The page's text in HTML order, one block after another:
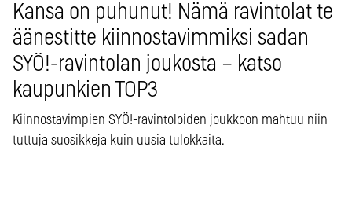
Kansa on puhunut! Nämä ravintolat te
äänestitte kiinnostavimmiksi sadan
SYÖ!-ravintolan joukosta – katso
kaupunkien TOP3
Kiinnostavimpien SYÖ!-ravintoloiden joukkoon mahtuu niin
tuttuja suosikkeja kuin uusia tulokkaita.